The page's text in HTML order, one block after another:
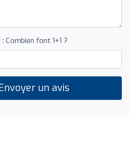
Combien font 1+1 ?
un avis